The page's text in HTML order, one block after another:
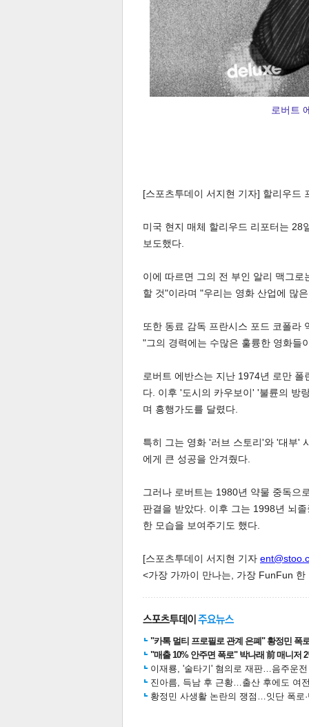
인
페이 트위 밴드 네이
댓글
로버트
[스포츠투데이 서지현 기자] 할리우드
미국 현지 매체 할리우드 리포터는 28
보도했다.
이에 따르면 그의 전 부인 알리 맥그
할 것"이라며 "우리는 영화 산업에 많
또한 동료 감독 프란시스 포드 코폴라
"그의 경력에는 수많은 훌륭한 영화들
로버트 에반스는 지난 1974년 로만
다. 이후 '도시의 카우보이' '불륜의 방
며 흥행가도를 달렸다.
특히 그는 영화 '러브 스토리'와 '대부'
에게 큰 성공을 안겨줬다.
그러나 로버트는 1980년 약물 중독으
판결을 받았다. 이후 그는 1998년 뇌
한 모습을 보여주기도 했다.
[스포츠투데이 서지현 기자
<가장 가까이 만나는, 가장 FunFun
"카톡 멀티 프로필로 관계 은폐" 황정민 폭
"매출 10% 안주면 폭로" 박나래 前 매니저
이재룡, '술타기' 혐의로 재판…음주운
진아름, 득남 후 근황…출산 후에도 여
황정민 사생활 논란의 쟁점…잇단 폭로